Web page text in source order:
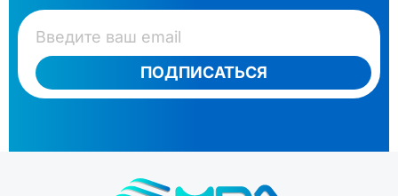
ПОДПИСАТЬСЯ